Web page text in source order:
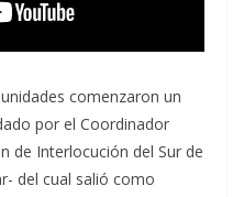
comenzaron un
por el Coordinador
de Interlocución del Sur de
del cual salió como